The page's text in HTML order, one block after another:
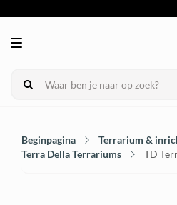
Beginpagina
Terrarium &
Terra Della Terrariums
TD